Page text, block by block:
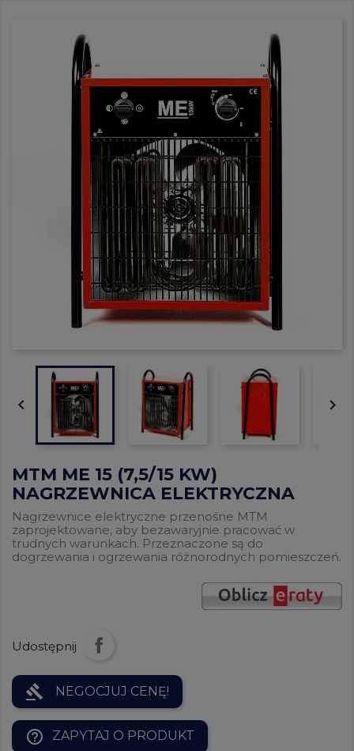
 
MTM ME 15 (7,5/15 KW)
NAGRZEWNICA ELEKTRYCZNA
Nagrzewnice elektryczne przenośne MTM
zaprojektowane, aby bezawaryjnie pracować w
trudnych warunkach. Przeznaczone są do
dogrzewania i ogrzewania różnorodnych pomieszczeń.
Udostępnij
gavel NEGOCJUJ CENĘ!
help_outline ZAPYTAJ O PRODUKT